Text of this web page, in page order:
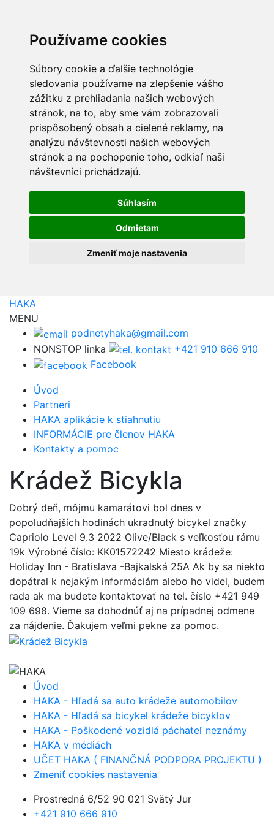
Používame cookies
Súbory cookie a ďalšie technológie
sledovania používame na zlepšenie vášho
zážitku z prehliadania našich webových
stránok, na to, aby sme vám zobrazovali
prispôsobený obsah a cielené reklamy, na
analýzu návštevnosti našich webových
stránok a na pochopenie toho, odkiaľ naši
návštevníci prichádzajú.
Súhlasím
Odmietam
Zmeniť moje nastavenia
HAKA
MENU
podnetyhaka@gmail.com
NONSTOP linka
+421 910 666 910
Facebook
Úvod
Partneri
HAKA aplikácie k stiahnutiu
INFORMÁCIE pre členov HAKA
Kontakty a pomoc
Krádež Bicykla
Dobrý deň, môjmu kamarátovi bol dnes v
popoludňajších hodinách ukradnutý bicykel značky
Capriolo Level 9.3 2022 Olive/Black s veľkosťou rámu
19k Výrobné číslo: KK01572242 Miesto krádeže:
Holiday Inn - Bratislava -Bajkalská 25A Ak by sa niekto
dopátral k nejakým informáciám alebo ho videl, budem
rada ak ma budete kontaktovať na tel. číslo +421 949
109 698. Vieme sa dohodnúť aj na prípadnej odmene
za nájdenie. Ďakujem veľmi pekne za pomoc.
Úvod
HAKA - Hľadá sa auto krádeže automobilov
HAKA - Hľadá sa bicykel krádeže bicyklov
HAKA - Poškodené vozidlá páchateľ neznámy
HAKA v médiách
UČET HAKA ( FINANČNÁ PODPORA PROJEKTU )
Zmeniť cookies nastavenia
Prostredná 6/52 90 021 Svätý Jur
+421 910 666 910